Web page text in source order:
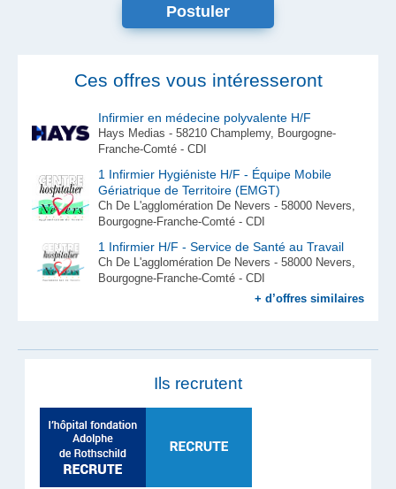
Postuler
Ces offres vous intéresseront
Infirmier en médecine polyvalente H/F
Hays Medias - 58210 Champlemy, Bourgogne-
Franche-Comté - CDI
1 Infirmier Hygiéniste H/F - Équipe Mobile
Gériatrique de Territoire (EMGT)
Ch De L'agglomération De Nevers - 58000 Nevers,
Bourgogne-Franche-Comté - CDI
1 Infirmier H/F - Service de Santé au Travail
Ch De L'agglomération De Nevers - 58000 Nevers,
Bourgogne-Franche-Comté - CDI
+ d’offres similaires
Ils recrutent